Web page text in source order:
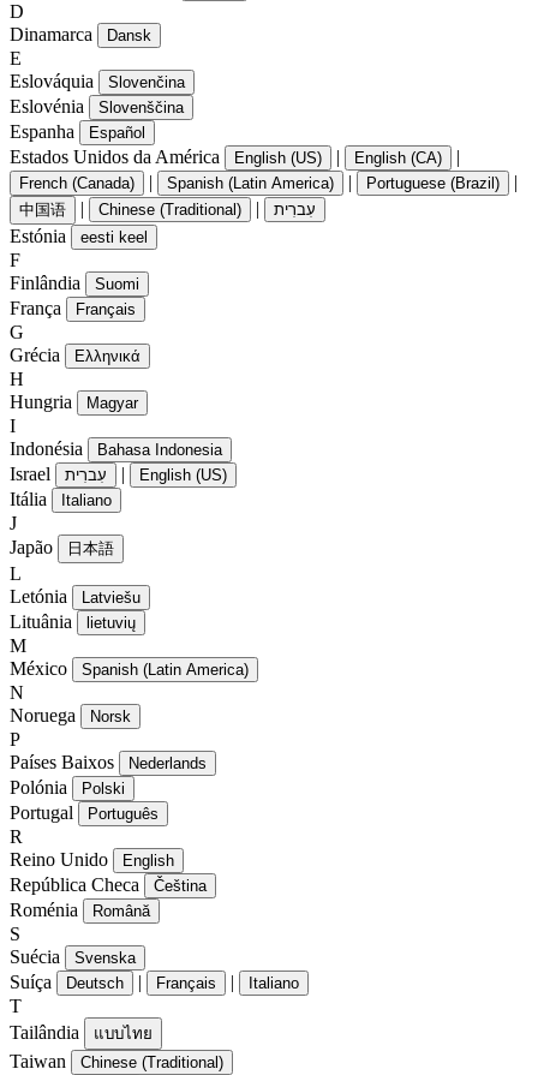
D
Dinamarca
Dansk
E
Eslováquia
Slovenčina
Eslovénia Slovenščina
Espanha Español
Estados Unidos da América English (US) | English (CA) |
French (Canada) | Spanish (Latin America) | Portuguese (Brazil) |
中国语 | Chinese (Traditional) | עִברִית
Estónia eesti keel
F
Finlândia
Suomi
França Français
G
Grécia
Ελληνικά
H
Hungria
Magyar
I
Indonésia
Bahasa Indonesia
Israel עִברִית | English (US)
Itália Italiano
J
Japão
日本語
L
Letónia
Latviešu
Lituânia lietuvių
M
México
Spanish (Latin America)
N
Noruega
Norsk
P
Países Baixos
Nederlands
Polónia Polski
Portugal Português
R
Reino Unido
English
República Checa Čeština
Roménia Română
S
Suécia
Svenska
Suíça Deutsch | Français | Italiano
T
Tailândia
แบบไทย
Taiwan Chinese (Traditional)